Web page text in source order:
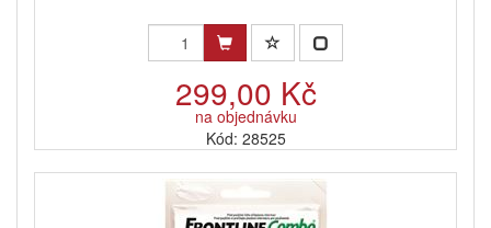
299,00 Kč
na objednávku
Kód: 28525